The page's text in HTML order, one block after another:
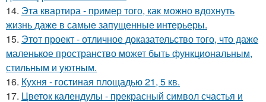
14. Эта квартира - пример того, как можно вдохнуть
жизнь даже в самые запущенные интерьеры.
15. Этот проект - отличное доказательство того, что даже
маленькое пространство может быть функциональным,
стильным и уютным.
16. Кухня - гостиная площадью 21, 5 кв.
17. Цветок календулы - прекрасный символ счастья и